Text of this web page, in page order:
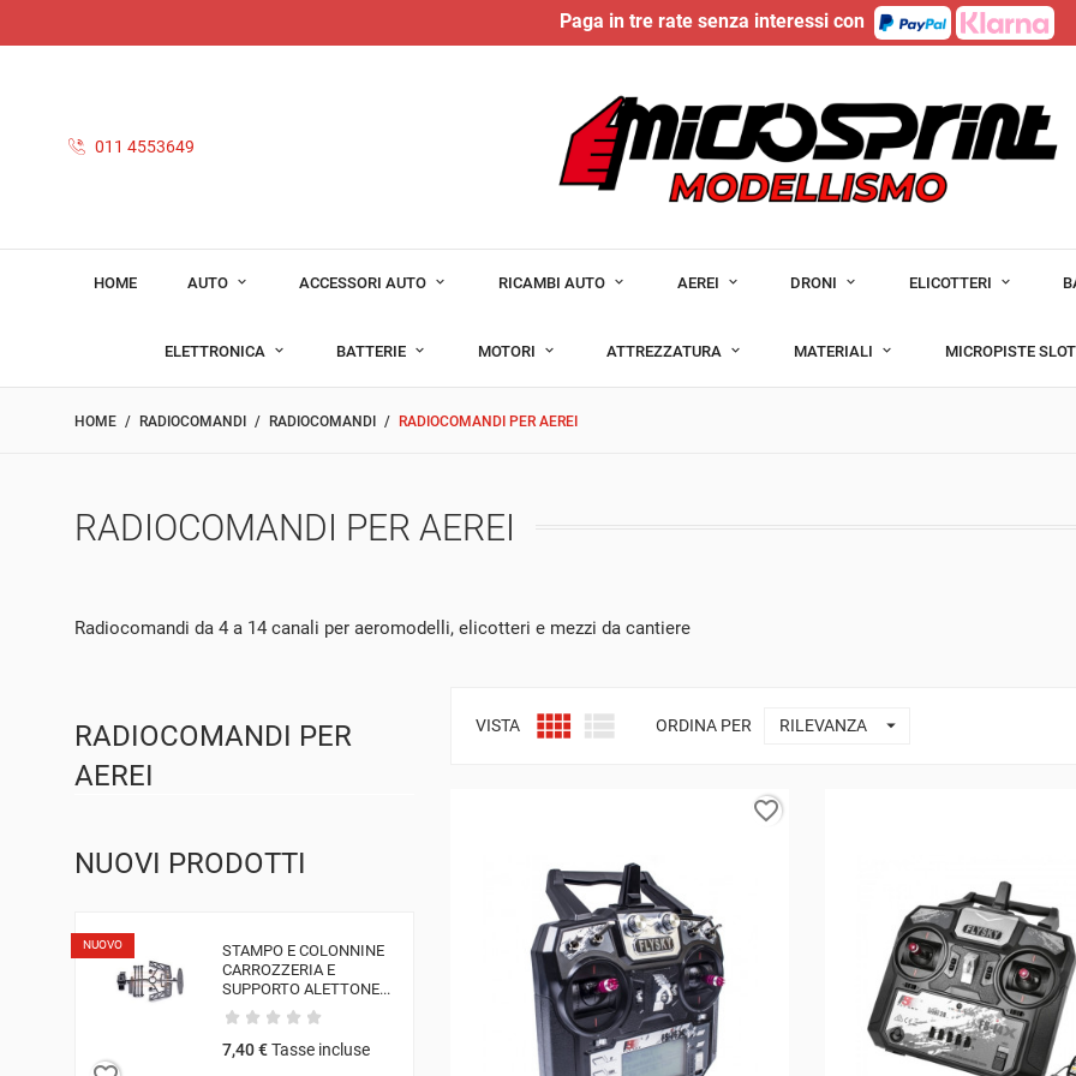
Paga in tre rate senza interessi con
011 4553649
HOME AUTO ACCESSORI AUTO RICAMBI AUTO AEREI DRONI ELICOTTERI
ELETTRONICA BATTERIE MOTORI ATTREZZATURA MATERIALI MICROPISTE SLOT
HOME RADIOCOMANDI RADIOCOMANDI RADIOCOMANDI PER AEREI
RADIOCOMANDI PER AEREI
Radiocomandi da 4 a 14 canali per aeromodelli, elicotteri e mezzi da cantiere
RADIOCOMANDI PER
AEREI
NUOVI PRODOTTI
NUOVO
STAMPO E COLONNINE
CARROZZERIA E
SUPPORTO ALETTONE...
7,40 €Tasse incluse
VISTA   ORDINA PER RILEVANZA 
favorite_border